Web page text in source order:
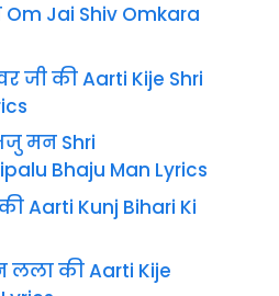
Jai Shiv Omkara
जी की Aarti Kije Shri
मन Shri
Bhaju Man Lyrics
Aarti Kunj Bihari Ki
की Aarti Kije